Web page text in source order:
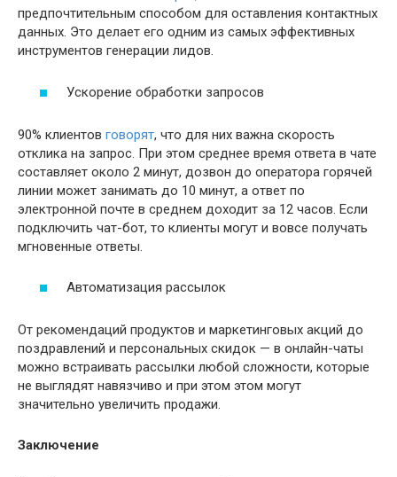
предпочтительным способом для оставления контактных
данных. Это делает его одним из самых эффективных
инструментов генерации лидов.
Ускорение обработки запросов
90% клиентов говорят, что для них важна скорость
отклика на запрос. При этом среднее время ответа в чате
составляет около 2 минут, дозвон до оператора горячей
линии может занимать до 10 минут, а ответ по
электронной почте в среднем доходит за 12 часов. Если
подключить чат-бот, то клиенты могут и вовсе получать
мгновенные ответы.
Автоматизация рассылок
От рекомендаций продуктов и маркетинговых акций до
поздравлений и персональных скидок — в онлайн-чаты
можно встраивать рассылки любой сложности, которые
не выглядят навязчиво и при этом этом могут
значительно увеличить продажи.
Заключение